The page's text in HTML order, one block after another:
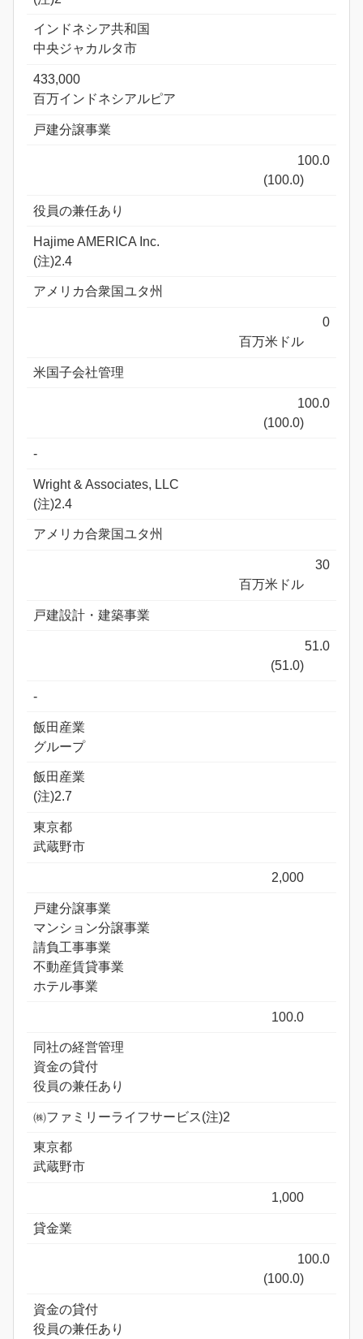
インドネシア共和国
中央ジャカルタ市
433,000
百万インドネシアルピア
戸建分譲事業
100.0
(100.0)
役員の兼任あり
Hajime AMERICA Inc.
(注)2.4
アメリカ合衆国ユタ州
0
百万米ドル
米国子会社管理
100.0
(100.0)
-
Wright & Associates, LLC
(注)2.4
アメリカ合衆国ユタ州
30
百万米ドル
戸建設計・建築事業
51.0
(51.0)
-
飯田産業
グループ
飯田産業
(注)2.7
東京都
武蔵野市
2,000
戸建分譲事業
マンション分譲事業
請負工事事業
不動産賃貸事業
ホテル事業
100.0
同社の経営管理
資金の貸付
役員の兼任あり
㈱ファミリーライフサービス(注)2
東京都
武蔵野市
1,000
貸金業
100.0
(100.0)
資金の貸付
役員の兼任あり